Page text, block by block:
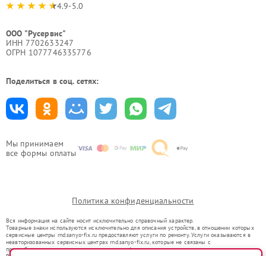
Мы принимаем
все формы оплаты
4.9-5.0
ООО "Русервис"
ИНН 7702633247
ОГРН 1077746335776
Поделиться в соц. сетях:
Политика конфиденциальности
Вся информация на сайте носит исключительно справочный характер.
Товарные знаки используются исключительно для описания устройств, в отношении которых
сервисные центры rnd.sanyo-fix.ru предоставляют услуги по ремонту. Услуги оказываются в
неавторизованных сервисных центрах rnd.sanyo-fix.ru, которые не связаны с
правообладателями товарных знаков или их официальными представителями.